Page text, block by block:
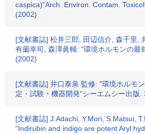
caspica)"Arch. Environ. Contam.
(2002)
[文献書誌] 松井三郎, 田辺信介, 森千里,
有薗幸司, 森澤眞輔: "環境ホルモンの最
(2002)
[文献書誌] 井口泰泉 監修: "環境ホルモ
定・試験・機器開発"シーエムシー出版.
[文献書誌] J.Adachi, Y.Mori, S.Matsui,
"Indirubin and indigo are potent Aryl